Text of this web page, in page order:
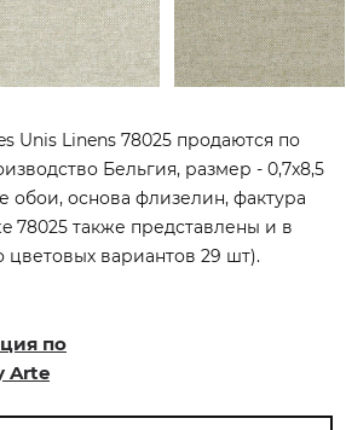
Unis Linens 78025 продаются по
Бельгия, размер - 0,7x8,5
обои, основа флизелин, фактура
78025 также представлены и в
цветовых вариантов 29 шт).
по
Arte